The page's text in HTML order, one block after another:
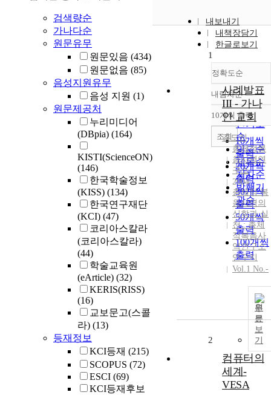
검색량순
가나다순
원문유무
원문있음 (434)
원문없음 (85)
음성지원유무
음성 지원 (1)
원문제공처
누리미디어
(DBpia) (164)
KISTI(ScienceON)
(146)
한국학술정보
(KISS) (134)
한국연구재단
(KCI) (47)
코리아스칼라
(코리아스칼라)
(44)
학술교육원
(eArticle) (32)
KERIS(RISS)
(16)
교보문고(스콜
라) (13)
등재정보
KCI등재 (215)
SCOPUS (72)
ESCI (69)
KCI등재후보
내보내기
내책장담기
한글로보기
정확도순
정확도
순
인기도
순
연도순
제목순
저자순
발행기
관순
내림차순
내림차
10개씩 출력
10개씩
출력
20개씩
출력
30개씩
출력
50개씩
출력
100개씩
출력
조회
1
사례발표
III - 가나
안 교회
김도진
총체적복
음사역연
구소
2004
총체적 복
음사역의
신학과 실
천 : 총체
적복음사
역연구소
연구지
Vol.1 No.-
원
문
보
기
2
컴퓨터의
세계-
VESA